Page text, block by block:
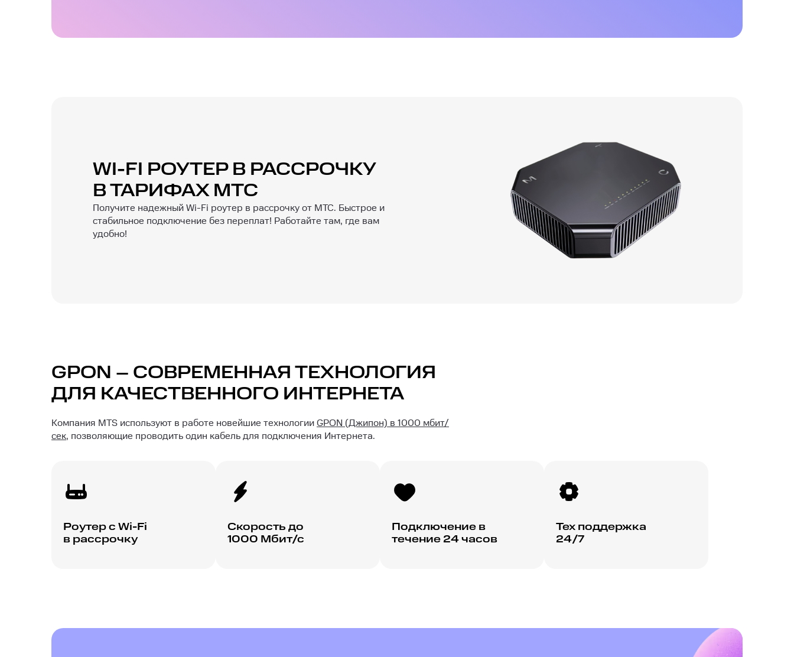
WI-FI РОУТЕР В РАССРОЧКУ
В ТАРИФАХ МТС
Получите надежный Wi-Fi роутер в рассрочку от МТС. Быстрое и
стабильное подключение без переплат! Работайте там, где вам
удобно!
GPON – СОВРЕМЕННАЯ ТЕХНОЛОГИЯ
ДЛЯ КАЧЕСТВЕННОГО ИНТЕРНЕТА
Компания MTS используют в работе новейшие технологии GPON (Джипон) в 1000 мбит/
сек, позволяющие проводить один кабель для подключения Интернета.
Роутер с Wi-Fi
в рассрочку
Скорость до
1000 Мбит/с
Подключение в
течение 24 часов
Тех поддержка
24/7